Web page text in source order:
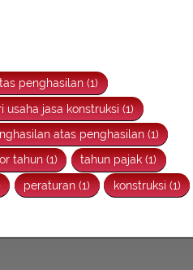
penghasilan (1)
usaha jasa konstruksi (1)
atas penghasilan (1)
tahun (1)
tahun pajak (1)